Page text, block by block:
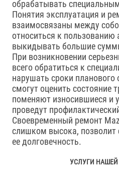
обрабатывать
Понятия эксплуатация и
взаимосвязаны между
относиться к пользованию
выкидывать большие
При возникновении
всего обратиться к
нарушать сроки планового
смогут оценить состояние
поменяют износившиеся и
проведут
Своевременный ремонт
слишком высока, позволит
ее долговечность.
УСЛУГИ